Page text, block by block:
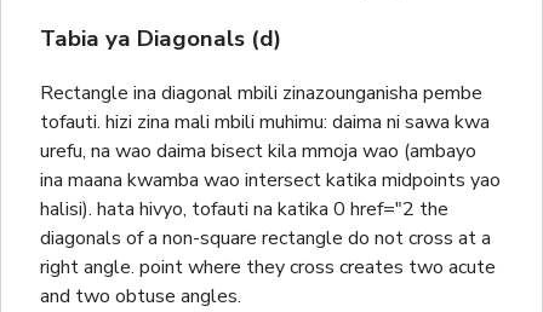
Tabia ya Diagonals (d)
Rectangle ina diagonal mbili zinazounganisha pembe
tofauti. hizi zina mali mbili muhimu: daima ni sawa kwa
urefu, na wao daima bisect kila mmoja wao (ambayo
ina maana kwamba wao intersect katika midpoints yao
halisi). hata hivyo, tofauti na katika 0 href="2 the
diagonals of a non-square rectangle do not cross at a
right angle. point where they cross creates two acute
and two obtuse angles.